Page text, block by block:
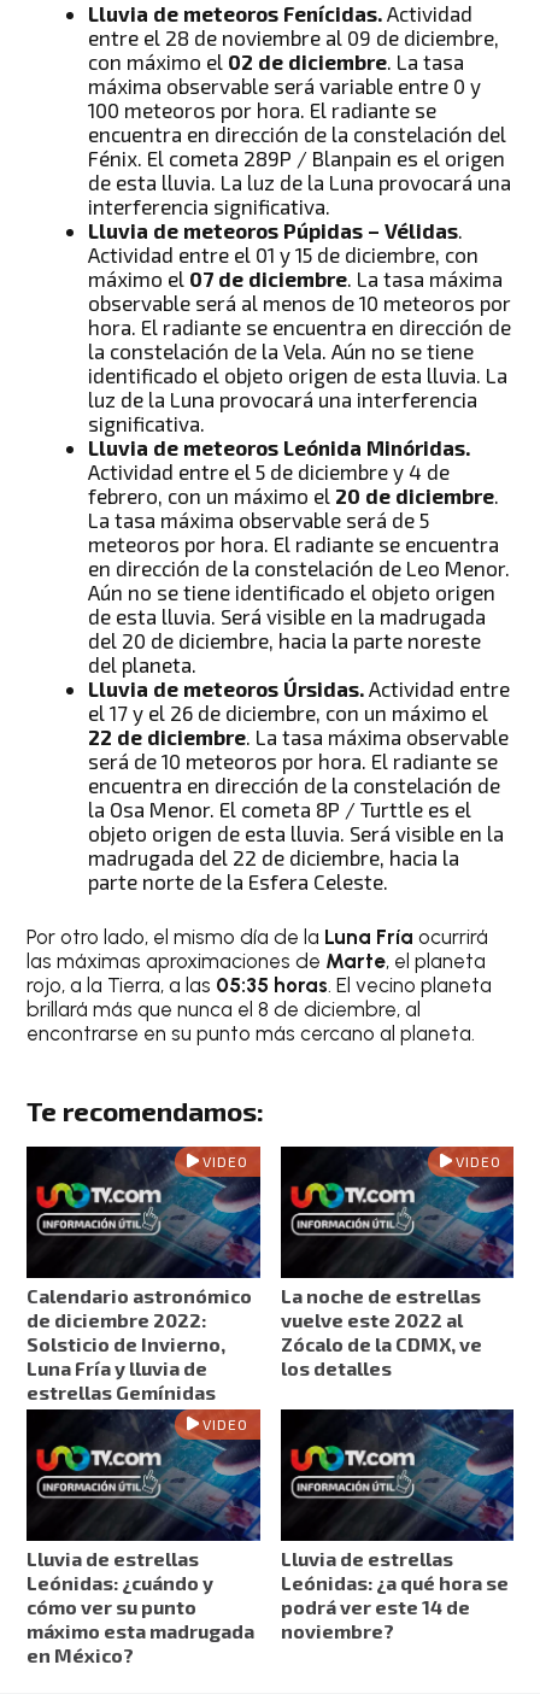
Lluvia de meteoros Fenícidas. Actividad
entre el 28 de noviembre al 09 de diciembre,
con máximo el 02 de diciembre. La tasa
máxima observable será variable entre 0 y
100 meteoros por hora. El radiante se
encuentra en dirección de la constelación del
Fénix. El cometa 289P / Blanpain es el origen
de esta lluvia. La luz de la Luna provocará una
interferencia significativa.
Lluvia de meteoros Púpidas – Vélidas.
Actividad entre el 01 y 15 de diciembre, con
máximo el 07 de diciembre. La tasa máxima
observable será al menos de 10 meteoros por
hora. El radiante se encuentra en dirección de
la constelación de la Vela. Aún no se tiene
identificado el objeto origen de esta lluvia. La
luz de la Luna provocará una interferencia
significativa.
Lluvia de meteoros Leónida Minóridas.
Actividad entre el 5 de diciembre y 4 de
febrero, con un máximo el 20 de diciembre.
La tasa máxima observable será de 5
meteoros por hora. El radiante se encuentra
en dirección de la constelación de Leo Menor.
Aún no se tiene identificado el objeto origen
de esta lluvia. Será visible en la madrugada
del 20 de diciembre, hacia la parte noreste
del planeta.
Lluvia de meteoros Úrsidas.Actividad entre
el 17 y el 26 de diciembre, con un máximo el
22 de diciembre. La tasa máxima observable
será de 10 meteoros por hora. El radiante se
encuentra en dirección de la constelación de
la Osa Menor. El cometa 8P / Turttle es el
objeto origen de esta lluvia. Será visible en la
madrugada del 22 de diciembre, hacia la
parte norte de la Esfera Celeste.
Por otro lado, el mismo día de la Luna Fría ocurrirá
las máximas aproximaciones de Marte, el planeta
rojo, a la Tierra, a las 05:35 horas. El vecino planeta
brillará más que nunca el 8 de diciembre, al
encontrarse en su punto más cercano al planeta.
Te recomendamos:
VIDEO
Calendario astronómico
de diciembre 2022:
Solsticio de Invierno,
Luna Fría y lluvia de
estrellas Gemínidas
VIDEO
La noche de estrellas
vuelve este 2022 al
Zócalo de la CDMX, ve
los detalles
VIDEO
Lluvia de estrellas
Leónidas: ¿cuándo y
cómo ver su punto
máximo esta madrugada
en México?
Lluvia de estrellas
Leónidas: ¿a qué hora se
podrá ver este 14 de
noviembre?